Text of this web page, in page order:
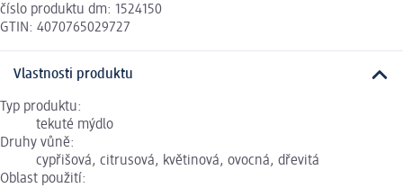
číslo produktu dm: 1524150
GTIN: 4070765029727
Vlastnosti produktu
Typ produktu:
tekuté mýdlo
Druhy vůně:
cypřišová, citrusová, květinová, ovocná, dřevitá
Oblast použití: